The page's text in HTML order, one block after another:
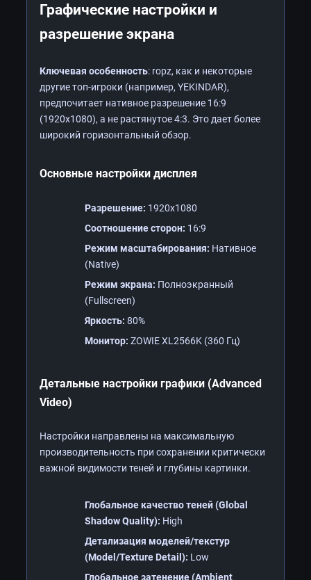
Графические настройки и
разрешение экрана
Ключевая особенность: ropz, как и некоторые
другие топ-игроки (например, YEKINDAR),
предпочитает нативное разрешение 16:9
(1920x1080), а не растянутое 4:3. Это дает более
широкий горизонтальный обзор.
Основные настройки дисплея
Разрешение: 1920x1080
Соотношение сторон: 16:9
Режим масштабирования: Нативное
(Native)
Режим экрана: Полноэкранный
(Fullscreen)
Яркость: 80%
Монитор: ZOWIE XL2566K (360 Гц)
Детальные настройки графики (Advanced
Video)
Настройки направлены на максимальную
производительность при сохранении критически
важной видимости теней и глубины картинки.
Глобальное качество теней (Global
Shadow Quality): High
Детализация моделей/текстур
(Model/Texture Detail): Low
Глобальное затенение (Ambient